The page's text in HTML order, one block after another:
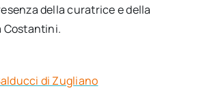
della curatrice e della
Costantini.
di Zugliano